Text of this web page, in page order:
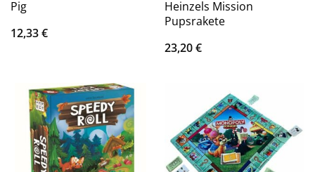
Pig
12,33€
Heinzels Mission
Pupsrakete
23,20€